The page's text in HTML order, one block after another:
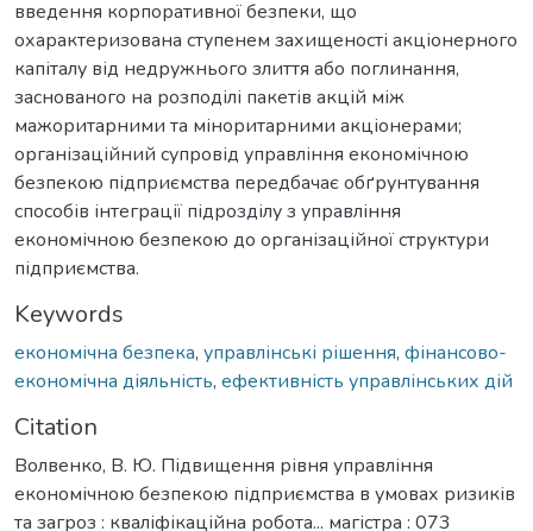
введення корпоративної безпеки, що
охарактеризована ступенем захищеності акціонерного
капіталу від недружнього злиття або поглинання,
заснованого на розподілі пакетів акцій між
мажоритарними та міноритарними акціонерами;
організаційний супровід управління економічною
безпекою підприємства передбачає обґрунтування
способів інтеграції підрозділу з управління
економічною безпекою до організаційної структури
підприємства.
Keywords
економічна безпека, управлінські рішення, фінансово-
економічна діяльність, ефективність управлінських дій
Citation
Волвенко, В. Ю. Підвищення рівня управління
економічною безпекою підприємства в умовах ризиків
та загроз : кваліфікаційна робота... магістра : 073